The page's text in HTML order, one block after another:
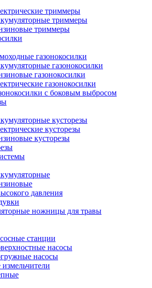
триммеры
триммеры
триммеры
газонокосилки
газонокосилки
газонокосилки
газонокосилки
с боковым выбросом
кусторезы
кусторезы
кусторезы
давления
ножницы для травы
станции
насосы
насосы